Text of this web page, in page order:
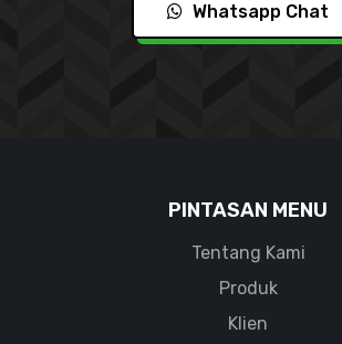
Whatsapp Chat
PINTASAN MENU
Tentang Kami
Produk
Klien